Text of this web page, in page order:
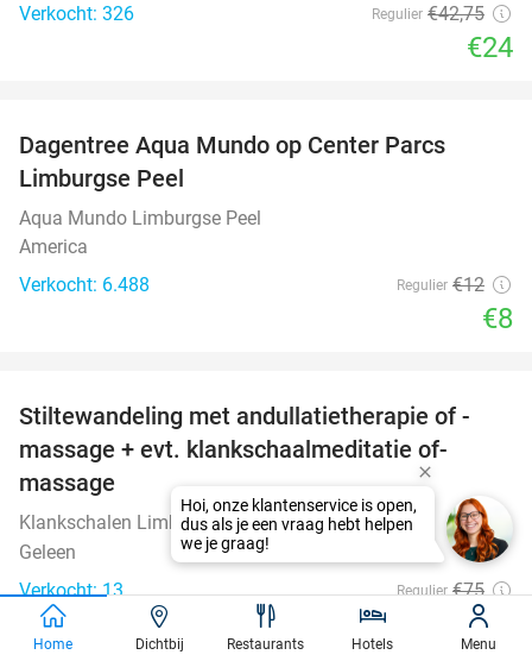
Verkocht: 326
Regulier €42,75
€24
Dagentree Aqua Mundo op Center Parcs
Limburgse Peel
Aqua Mundo Limburgse Peel
America
Verkocht: 6.488
Regulier €12
€8
61%
Stiltewandeling met andullatietherapie of -
massage + evt. klankschaalmeditatie of-
massage
Klankschalen Limburg 10.0
Geleen
Verkocht: 13
Regulier €75
€29
Home Dichtbij Restaurants Hotels Menu